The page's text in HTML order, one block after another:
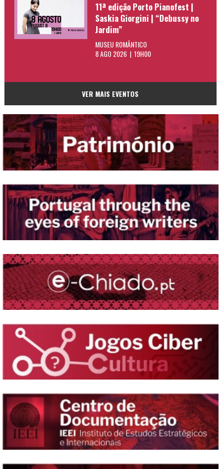
11ª edição Porto Pianofest |
Saskia Giorgini | “Debussy no
Jardim”
MUSEU ROMÂNTICO
8 AGO 2026 | 19H00
VER MAIS EVENTOS